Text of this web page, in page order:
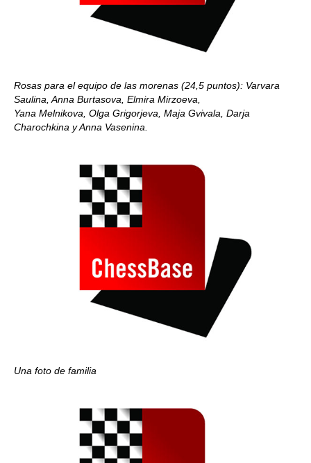
Rosas para el equipo de las morenas (24,5 puntos): Varvara
Saulina, Anna Burtasova, Elmira Mirzoeva,
Yana Melnikova, Olga Grigorjeva, Maja Gvivala, Darja
Charochkina y Anna Vasenina.
Una foto de familia